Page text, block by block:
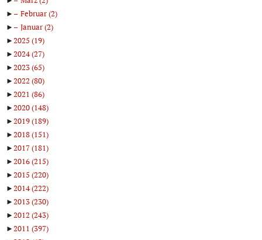
►
Februar(2)
►
Januar(2)
►2025 (19)
►2024(27)
►2023(65)
►2022 (80)
►2021 (86)
►2020(148)
►2019(189)
►2018(151)
►2017(181)
►2016(215)
►2015 (220)
►2014(222)
►2013(230)
►2012 (243)
►2011 (397)